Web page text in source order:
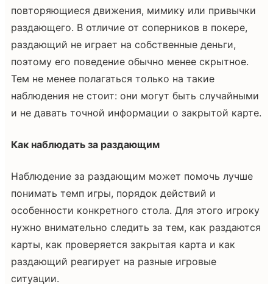
повторяющиеся движения, мимику или привычки
раздающего. В отличие от соперников в покере,
раздающий не играет на собственные деньги,
поэтому его поведение обычно менее скрытное.
Тем не менее полагаться только на такие
наблюдения не стоит: они могут быть случайными
и не давать точной информации о закрытой карте.
Как наблюдать за раздающим
Наблюдение за раздающим может помочь лучше
понимать темп игры, порядок действий и
особенности конкретного стола. Для этого игроку
нужно внимательно следить за тем, как раздаются
карты, как проверяется закрытая карта и как
раздающий реагирует на разные игровые
ситуации.